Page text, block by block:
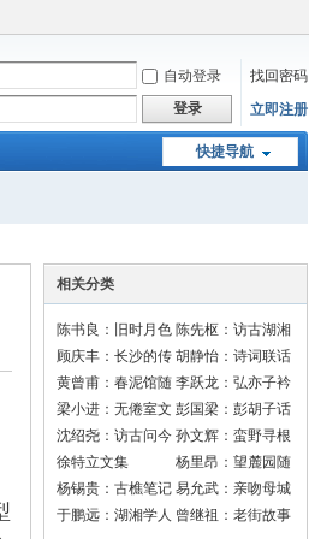
自动登录
找回密码
登录 立即注册
快捷导航
相关分类
陈书良：旧时月色 陈先枢：访古湖湘
顾庆丰：长沙的传
说
胡静怡：诗词联话
黄曾甫：春泥馆随
笔
李跃龙：弘亦子衿
梁小进：无倦室文
选
彭国梁：彭胡子话
长沙
沈绍尧：访古问今
走长沙
孙文辉：蛮野寻根
徐特立文集
杨里昂：望麓园随
笔
杨锡贵：古樵笔记 易允武：亲吻母城
于鹏远：湖湘学人 曾继祖：老街故事